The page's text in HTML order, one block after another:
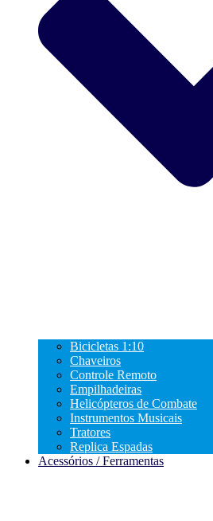
Bicicletas 1:10
Chaveiros
Controle Remoto
Empilhadeiras
Helicópteros de Combate
Instrumentos Musicais
Tratores
Replica Espadas
Acessórios / Ferramentas